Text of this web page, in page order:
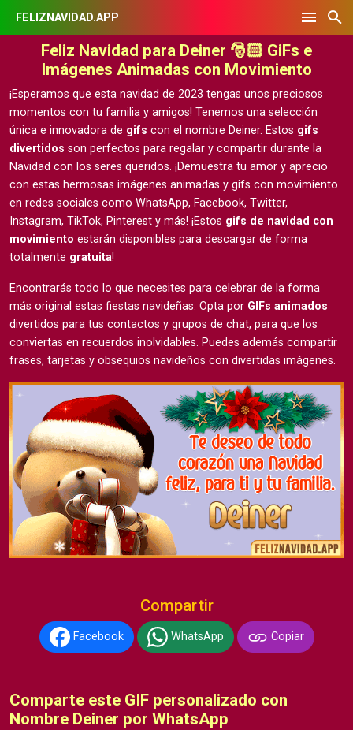
FELIZNAVIDAD.APP
Feliz Navidad para Deiner 🎅🏻 GiFs e
Imágenes Animadas con Movimiento
¡Esperamos que esta navidad de 2023 tengas unos preciosos
momentos con tu familia y amigos! Tenemos una selección
única e innovadora de gifs con el nombre Deiner. Estos gifs
divertidos son perfectos para regalar y compartir durante la
Navidad con los seres queridos. ¡Demuestra tu amor y aprecio
con estas hermosas imágenes animadas y gifs con movimiento
en redes sociales como WhatsApp, Facebook, Twitter,
Instagram, TikTok, Pinterest y más! ¡Estos gifs de navidad con
movimiento estarán disponibles para descargar de forma
totalmente gratuita!
Encontrarás todo lo que necesites para celebrar de la forma
más original estas fiestas navideñas. Opta por GIFs animados
divertidos para tus contactos y grupos de chat, para que los
conviertas en recuerdos inolvidables. Puedes además compartir
frases, tarjetas y obsequios navideños con divertidas imágenes.
Compartir
Facebook WhatsApp Copiar
Comparte este GIF personalizado con
Nombre Deiner por WhatsApp